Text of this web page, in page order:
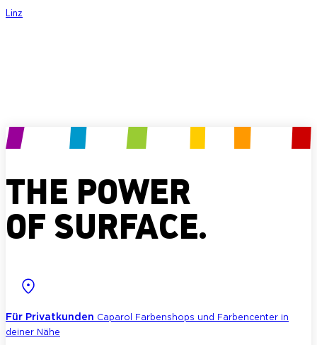
Linz
THE POWER
OF SURFACE.
Für Privatkunden Caparol Farbenshops und Farbencenter in
deiner Nähe